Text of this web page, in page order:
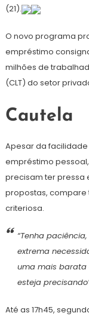
(21).
O novo programa
empréstimo
milhões de
(CLT) do setor
Cautela
Apesar da
empréstimo
precisam ter pressa
propostas, compare
criteriosa.
“Tenha
extrema
uma mais barata
esteja
Até as 17h45,